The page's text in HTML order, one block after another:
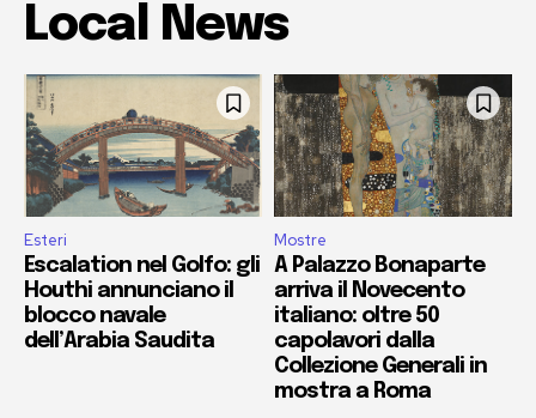
Local News
Esteri
Escalation nel Golfo: gli
Houthi annunciano il
blocco navale
dell’Arabia Saudita
Mostre
A Palazzo Bonaparte
arriva il Novecento
italiano: oltre 50
capolavori dalla
Collezione Generali in
mostra a Roma